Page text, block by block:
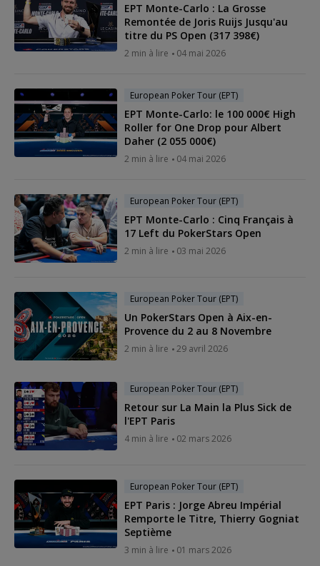
EPT Monte-Carlo : La Grosse
Remontée de Joris Ruijs Jusqu'au
titre du PS Open (317 398€)
2 min à lire 04 mai 2026
European Poker Tour (EPT)
EPT Monte-Carlo: le 100 000€ High
Roller for One Drop pour Albert
Daher (2 055 000€)
2 min à lire 04 mai 2026
European Poker Tour (EPT)
EPT Monte-Carlo : Cinq Français à
17 Left du PokerStars Open
2 min à lire 03 mai 2026
European Poker Tour (EPT)
Un PokerStars Open à Aix-en-
Provence du 2 au 8 Novembre
2 min à lire 29 avril 2026
European Poker Tour (EPT)
Retour sur La Main la Plus Sick de
l'EPT Paris
4 min à lire 02 mars 2026
European Poker Tour (EPT)
EPT Paris : Jorge Abreu Impérial
Remporte le Titre, Thierry Gogniat
Septième
3 min à lire 01 mars 2026